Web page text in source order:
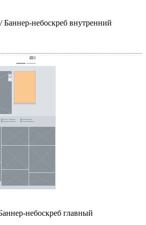
/ Баннер-небоскреб внутренний
небоскреб главный